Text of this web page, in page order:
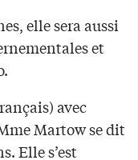
elle sera aussi
et
avec
Martow se dit
Elle s’est